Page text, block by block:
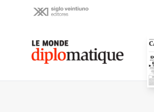
Le monde diplomatique